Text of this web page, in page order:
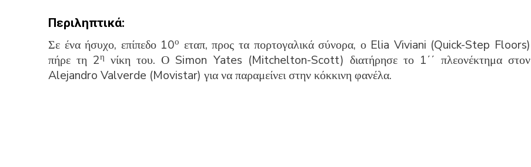
Περιληπτικά:
Σε ένα ήσυχο, επίπεδο 10ο εταπ, προς τα πορτογαλικά σύνορα, ο Elia Viviani (Quick-Step Floors)
πήρε τη 2η νίκη του. Ο Simon Yates (Mitchelton-Scott) διατήρησε το 1΄΄ πλεονέκτημα στον
Alejandro Valverde (Movistar) για να παραμείνει στην κόκκινη φανέλα.